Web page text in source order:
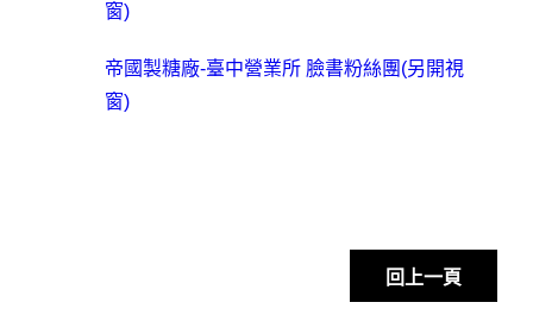
窗)
帝國製糖廠-臺中營業所 臉書粉絲團 (另開視
窗)
回上一頁